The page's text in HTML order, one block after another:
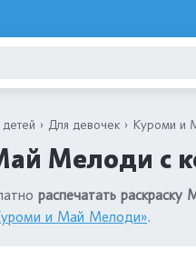
Для девочек Куроми и
Мелоди с
распечатать
и Май Мелоди».